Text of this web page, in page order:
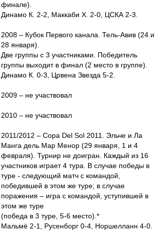
финале).
Динамо К. 2-2, Маккаби Х. 2-0, ЦСКА 2-3.
2008 – Кубок Первого канала. Тель-Авив (24 и
28 января).
Две группы с 3 участниками. Победитель
группы выходит в финал (2 место в группе).
Динамо К. 0-3, Црвена Звезда 5-2.
2009 – не участвовал
2010 – не участвовал
2011/2012 – Copa Del Sol 2011. Эльче и Ла
Манга дель Мар Менор (29 января, 1 и 4
февраля). Турнир не доигран. Каждый из 16
участников играет 4 тура. В случае победы в
туре - следующий матч с командой,
победившей в этом же туре; в случае
поражения – игра с командой, уступившей в
этом же туре
(победа в 3 туре, 5-6 место).*
Мальмё 2-1, Русенборг 0-4, Норшелланн 4-0.